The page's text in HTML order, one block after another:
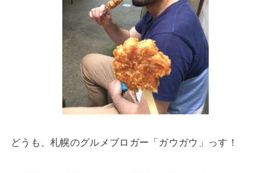
どうも、札幌のグルメブロガー「ガウガウ」っす！